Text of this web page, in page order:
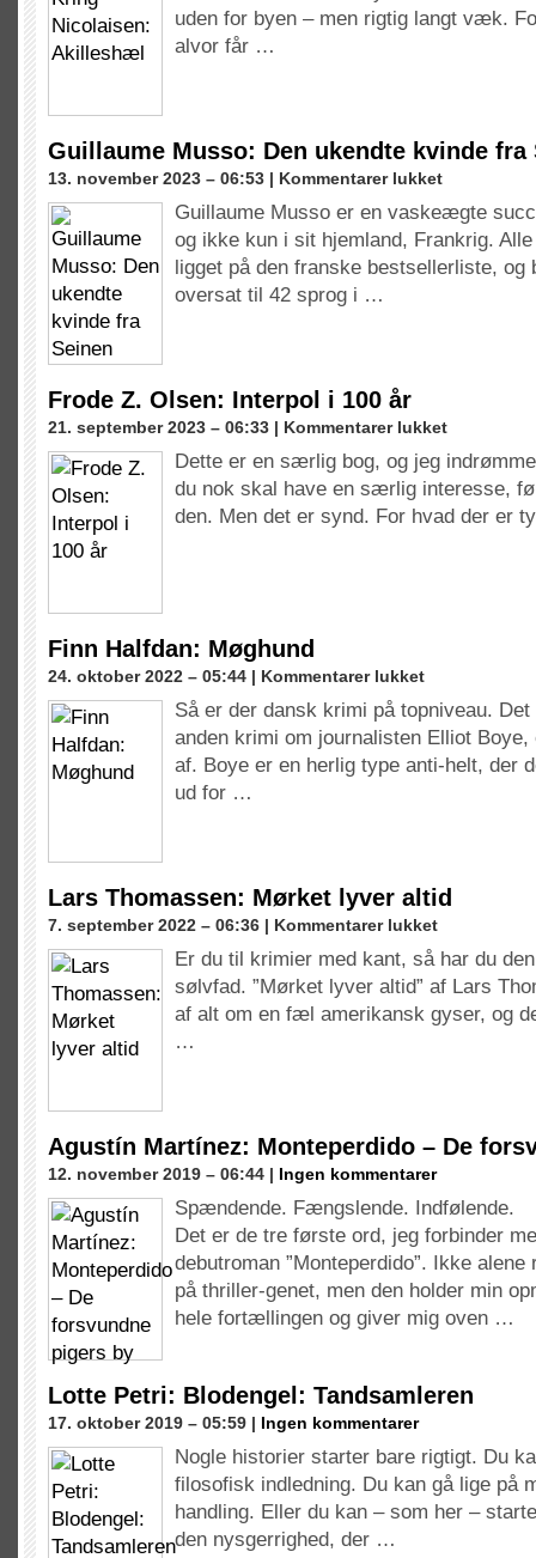
Akilleshæl
uden for byen – men rigtig langt væk.
alvor får …
Guillaume Musso: Den ukendte kvinde fra
13. november 2023 – 06:53 | Kommentarer lukkettil
Musso:
Den
ukendte
Guillaume Musso er en vaskeægte
og ikke kun i sit hjemland, Frankrig.
ligget på den franske bestsellerliste, og
oversat til 42 sprog i …
Frode Z. Olsen: Interpol i 100 år
21. september 2023 – 06:33 | Kommentarer lukkettil
Z.
Olsen:
Interpol
Dette er en særlig bog, og jeg
du nok skal have en særlig interesse,
den. Men det er synd. For hvad der er
Finn Halfdan: Møghund
24. oktober 2022 – 05:44 | Kommentarer lukkettil
Halfdan:
Møghund
Så er der dansk krimi på topniveau.
anden krimi om journalisten Elliot
af. Boye er en herlig type anti-helt, der
ud for …
Lars Thomassen: Mørket lyver altid
7. september 2022 – 06:36 | Kommentarer lukkettil
Thomassen:
Mørket
altid
Er du til krimier med kant, så har du
sølvfad. ”Mørket lyver altid” af Lars
af alt om en fæl amerikansk gyser, og
…
Agustín Martínez: Monteperdido – De
12. november 2019 – 06:44 | Ingen kommentarer
Spændende. Fængslende. Indfølende.
Det er de tre første ord, jeg forbinder
debutroman ”Monteperdido”. Ikke
på thriller-genet, men den holder min
hele fortællingen og giver mig oven …
Lotte Petri: Blodengel: Tandsamleren
17. oktober 2019 – 05:59 | Ingen kommentarer
Nogle historier starter bare rigtigt. Du
filosofisk indledning. Du kan gå lige på
handling. Eller du kan – som her –
den nysgerrighed, der …